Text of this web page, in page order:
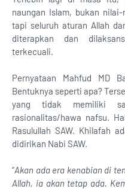
naungan Islam, bukan
tapi seluruh aturan Allah
diterapkan dan
terkecuali.
Pernyataan Mahfud MD
Bentuknya seperti apa?
yang tidak memiliki
rasionalitas/hawa nafsu.
Rasulullah SAW. Khilafah
didirikan Nabi SAW.
“Akan ada era kenabian di
Allah, ia akan tetap ada.